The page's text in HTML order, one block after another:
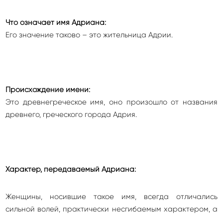
Что означает имя Адриана:
Его значение таково – это жительница Адрии.
Происхождение имени:
Это древнегреческое имя, оно произошло от названия
древнего, греческого города Адрия.
Характер, передаваемый Адриана:
Женщины, носившие такое имя, всегда отличались
сильной волей, практически несгибаемым характером, а